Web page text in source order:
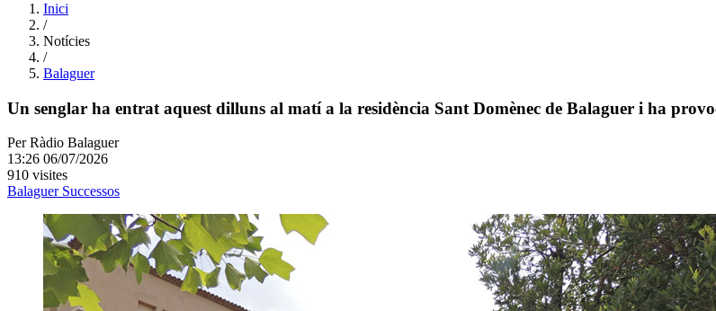
Inici
/
Notícies
/
Balaguer
Un senglar ha entrat aquest dilluns al matí a la residència Sant Domènec de Balaguer i ha
Per Ràdio Balaguer
13:26 06/07/2026
910 visites
Balaguer Successos